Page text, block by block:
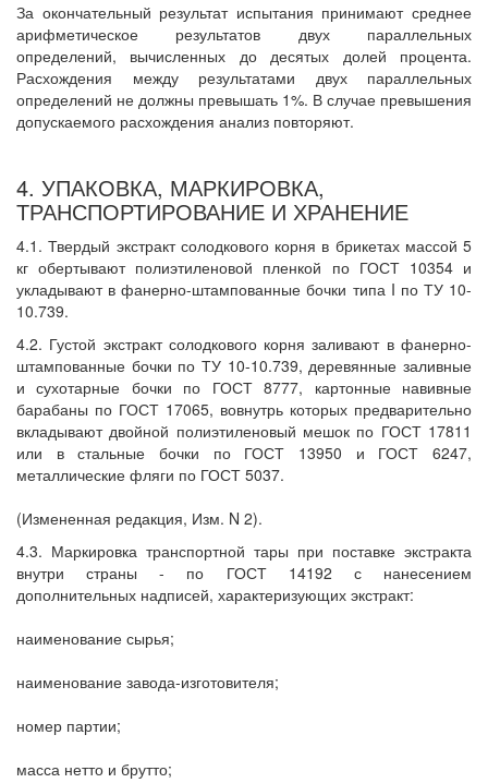
За окончательный результат испытания принимают среднее
арифметическое результатов двух параллельных
определений, вычисленных до десятых долей процента.
Расхождения между результатами двух параллельных
определений не должны превышать 1%. В случае превышения
допускаемого расхождения анализ повторяют.
4. УПАКОВКА, МАРКИРОВКА,
ТРАНСПОРТИРОВАНИЕ И ХРАНЕНИЕ
4.1. Твердый экстракт солодкового корня в брикетах массой 5
кг обертывают полиэтиленовой пленкой по ГОСТ 10354 и
укладывают в фанерно-штампованные бочки типа I по ТУ 10-
10.739.
4.2. Густой экстракт солодкового корня заливают в фанерно-
штампованные бочки по ТУ 10-10.739, деревянные заливные
и сухотарные бочки по ГОСТ 8777, картонные навивные
барабаны по ГОСТ 17065, вовнутрь которых предварительно
вкладывают двойной полиэтиленовый мешок по ГОСТ 17811
или в стальные бочки по ГОСТ 13950 и ГОСТ 6247,
металлические фляги по ГОСТ 5037.
(Измененная редакция, Изм. N 2).
4.3. Маркировка транспортной тары при поставке экстракта
внутри страны - по ГОСТ 14192 с нанесением
дополнительных надписей, характеризующих экстракт:
наименование сырья;
наименование завода-изготовителя;
номер партии;
масса нетто и брутто;